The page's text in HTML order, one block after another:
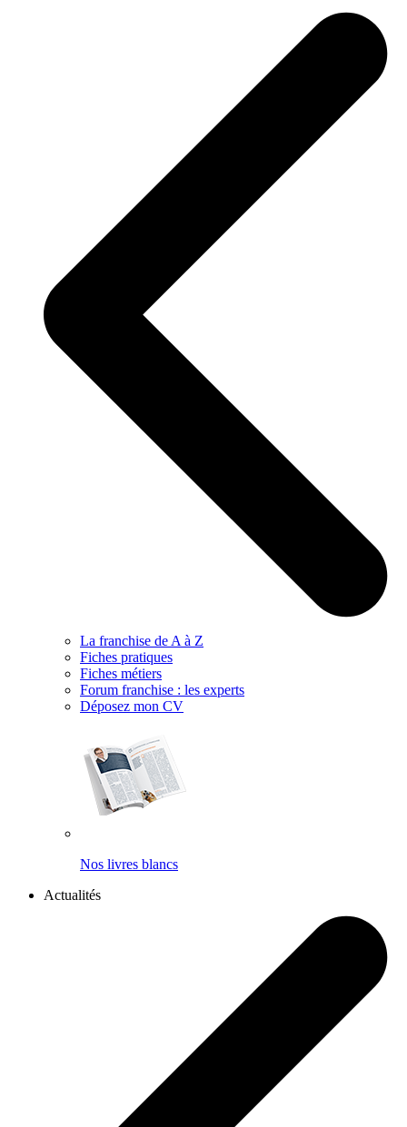
La franchise de A à Z
Fiches pratiques
Fiches métiers
Forum franchise : les experts
Déposez mon CV
Nos livres blancs
Actualités